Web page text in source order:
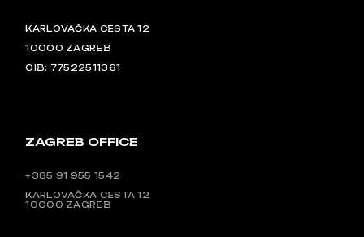
KARLOVAČKA CESTA 12
10000 ZAGREB
OIB: 77522511361
ZAGREB OFFICE
+385 91 955 1542
KARLOVAČKA CESTA 12
10000 ZAGREB